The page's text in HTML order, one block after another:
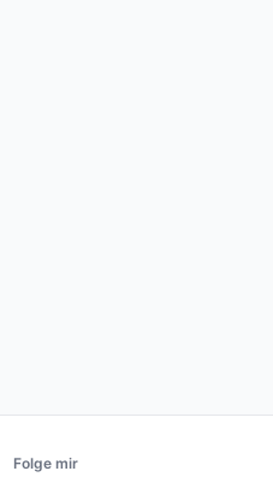
Folge mir